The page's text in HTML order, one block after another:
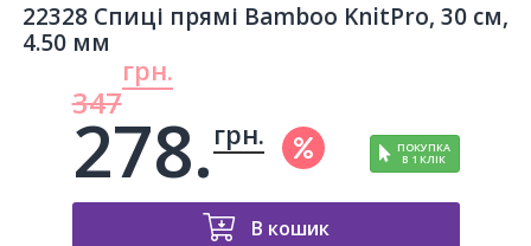
22328 Спиці прямі Bamboo KnitPro, 30 см,
4.50 мм
347
грн.
278. грн. ПОКУПКА
В 1 КЛІК
В кошик